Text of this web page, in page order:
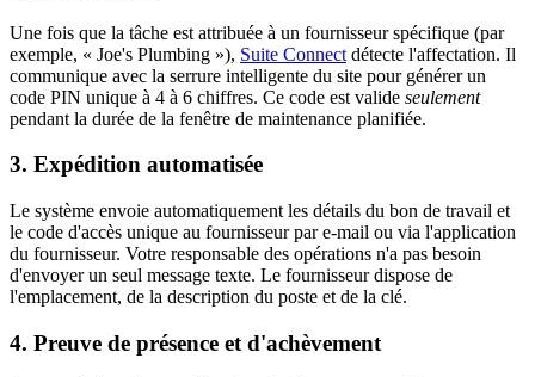
Une fois que la tâche est attribuée à un fournisseur spécifique (par
exemple, « Joe's Plumbing »), Suite Connect détecte l'affectation. Il
communique avec la serrure intelligente du site pour générer un
code PIN unique à 4 à 6 chiffres. Ce code est valide seulement
pendant la durée de la fenêtre de maintenance planifiée.
3. Expédition automatisée
Le système envoie automatiquement les détails du bon de travail et
le code d'accès unique au fournisseur par e-mail ou via l'application
du fournisseur. Votre responsable des opérations n'a pas besoin
d'envoyer un seul message texte. Le fournisseur dispose de
l'emplacement, de la description du poste et de la clé.
4. Preuve de présence et d'achèvement